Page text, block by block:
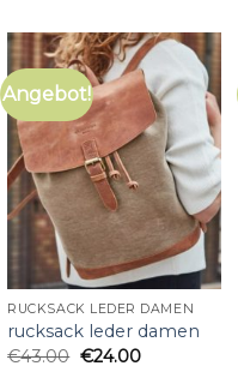
Angebot!
RUCKSACK LEDER DAMEN
rucksack leder damen
€43.00 €24.00